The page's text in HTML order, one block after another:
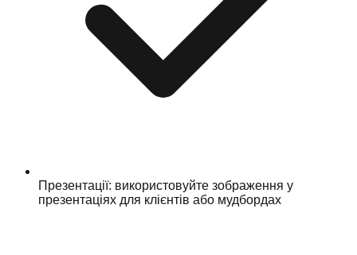
Презентації: використовуйте зображення у
презентаціях для клієнтів або мудбордах